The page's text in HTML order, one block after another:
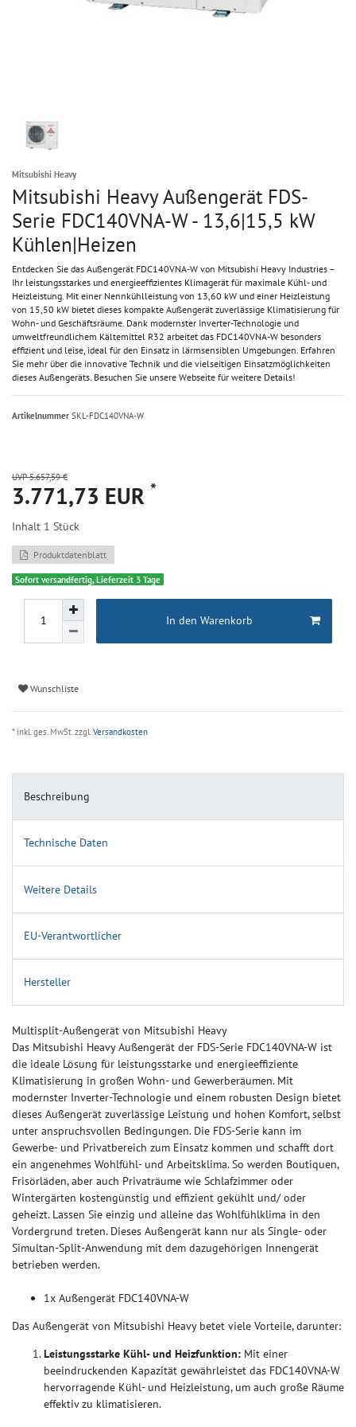
Mitsubishi Heavy
Mitsubishi Heavy Außengerät FDS-
Serie FDC140VNA-W - 13,6|15,5 kW
Kühlen|Heizen
Entdecken Sie das Außengerät FDC140VNA-W von Mitsubishi Heavy Industries –
Ihr leistungsstarkes und energieeffizientes Klimagerät für maximale Kühl- und
Heizleistung. Mit einer Nennkühlleistung von 13,60 kW und einer Heizleistung
von 15,50 kW bietet dieses kompakte Außengerät zuverlässige Klimatisierung für
Wohn- und Geschäftsräume. Dank modernster Inverter-Technologie und
umweltfreundlichem Kältemittel R32 arbeitet das FDC140VNA-W besonders
effizient und leise, ideal für den Einsatz in lärmsensiblen Umgebungen. Erfahren
Sie mehr über die innovative Technik und die vielseitigen Einsatzmöglichkeiten
dieses Außengeräts. Besuchen Sie unsere Webseite für weitere Details!
Artikelnummer SKL-FDC140VNA-W
UVP 5.657,59 €
3.771,73 EUR *
Inhalt 1 Stück
Produktdatenblatt
Sofort versandfertig, Lieferzeit 3 Tage
In den Warenkorb
Wunschliste
* inkl. ges. MwSt. zzgl. Versandkosten
Beschreibung
Technische Daten
Weitere Details
EU-Verantwortlicher
Hersteller
Multisplit-Außengerät von Mitsubishi Heavy
Das Mitsubishi Heavy Außengerät der FDS-Serie FDC140VNA-W ist
die ideale Lösung für leistungsstarke und energieeffiziente
Klimatisierung in großen Wohn- und Gewerberäumen. Mit
modernster Inverter-Technologie und einem robusten Design bietet
dieses Außengerät zuverlässige Leistung und hohen Komfort, selbst
unter anspruchsvollen Bedingungen. Die FDS-Serie kann im
Gewerbe- und Privatbereich zum Einsatz kommen und schafft dort
ein angenehmes Wohlfühl- und Arbeitsklima. So werden Boutiquen,
Frisörläden, aber auch Privaträume wie Schlafzimmer oder
Wintergärten kostengünstig und effizient gekühlt und/ oder
geheizt. Lassen Sie einzig und alleine das Wohlfühlklima in den
Vordergrund treten. Dieses Außengerät kann nur als Single- oder
Simultan-Split-Anwendung mit dem dazugehörigen Innengerät
betrieben werden.
1x Außengerät FDC140VNA-W
Das Außengerät von Mitsubishi Heavy betet viele Vorteile, darunter:
Leistungsstarke Kühl- und Heizfunktion: Mit einer
beeindruckenden Kapazität gewährleistet das FDC140VNA-W
hervorragende Kühl- und Heizleistung, um auch große Räume
effektiv zu klimatisieren.